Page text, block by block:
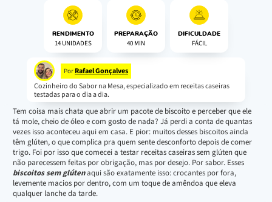
RENDIMENTO
14 UNIDADES
PREPARAÇÃO
40 MIN
DIFICULDADE
FÁCIL
Por Rafael Gonçalves
Cozinheiro do Sabor na Mesa, especializado em receitas caseiras
testadas para o dia a dia.
Tem coisa mais chata que abrir um pacote de biscoito e perceber que ele
tá mole, cheio de óleo e com gosto de nada? Já perdi a conta de quantas
vezes isso aconteceu aqui em casa. E pior: muitos desses biscoitos ainda
têm glúten, o que complica pra quem sente desconforto depois de comer
trigo. Foi por isso que comecei a testar receitas caseiras sem glúten que
não parecessem feitas por obrigação, mas por desejo. Por sabor. Esses
biscoitos sem glútenaqui são exatamente isso: crocantes por fora,
levemente macios por dentro, com um toque de amêndoa que eleva
qualquer lanche da tarde.